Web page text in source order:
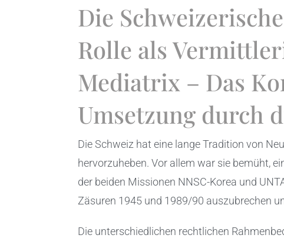
Die
Rolle als
Mediatrix – Das
Umsetzung durch
Die Schweiz hat eine lange Tradition von
hervorzuheben. Vor allem war sie bemüht,
der beiden Missionen NNSC-Korea und
Zäsuren 1945 und 1989/90 auszubrechen
Die unterschiedlichen rechtlichen